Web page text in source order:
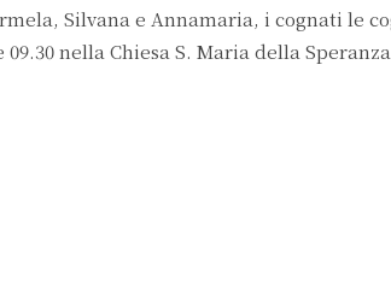
Silvana e Annamaria, i cognati le
nella Chiesa S. Maria della